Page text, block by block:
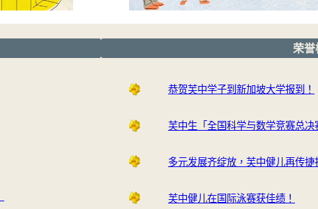
荣
恭贺芙中学子到新加坡大学报到！
芙中生「全国科学与数学竞赛总决
多元发展齐绽放，芙中健儿再传捷
芙中健儿在国际泳赛获佳绩！